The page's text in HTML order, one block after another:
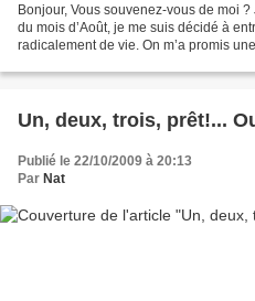
Bonjour, Vous souvenez-vous de moi
du mois d’Août, je me suis décidé à
radicalement de vie. On m’a promis
Un, deux, trois, prêt!...
Publié le 22/10/2009 à 20:13
Par Nat